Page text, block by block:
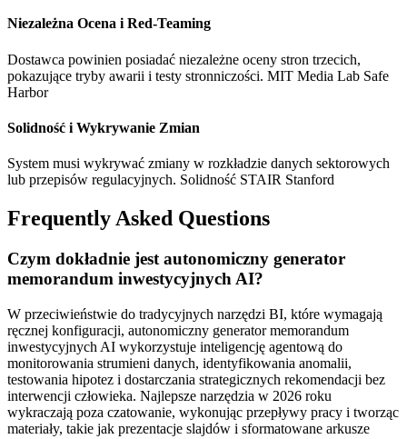
Niezależna Ocena i Red-Teaming
Dostawca powinien posiadać niezależne oceny stron trzecich,
pokazujące tryby awarii i testy stronniczości. MIT Media Lab Safe
Harbor
Solidność i Wykrywanie Zmian
System musi wykrywać zmiany w rozkładzie danych sektorowych
lub przepisów regulacyjnych. Solidność STAIR Stanford
Frequently Asked Questions
Czym dokładnie jest autonomiczny generator
memorandum inwestycyjnych AI?
W przeciwieństwie do tradycyjnych narzędzi BI, które wymagają
ręcznej konfiguracji, autonomiczny generator memorandum
inwestycyjnych AI wykorzystuje inteligencję agentową do
monitorowania strumieni danych, identyfikowania anomalii,
testowania hipotez i dostarczania strategicznych rekomendacji bez
interwencji człowieka. Najlepsze narzędzia w 2026 roku
wykraczają poza czatowanie, wykonując przepływy pracy i tworząc
materiały, takie jak prezentacje slajdów i sformatowane arkusze